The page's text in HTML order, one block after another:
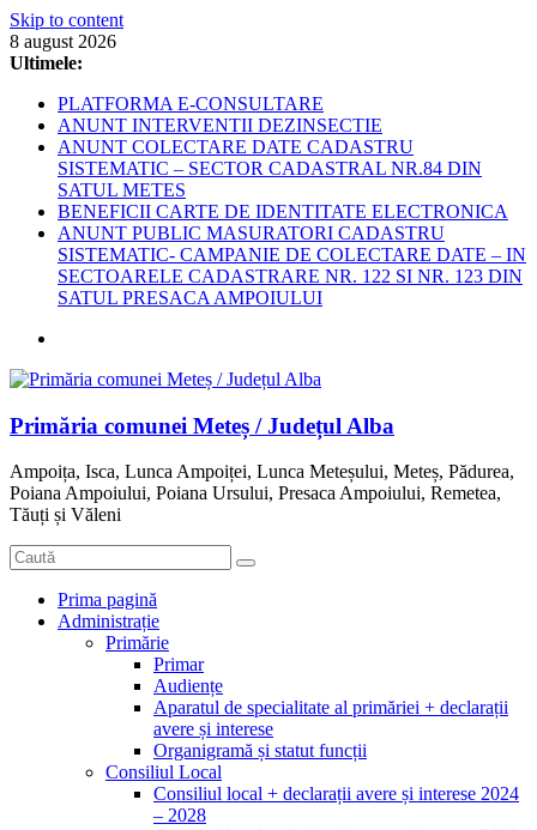
Skip to content
8 august 2026
Ultimele:
PLATFORMA E-CONSULTARE
ANUNT INTERVENTII DEZINSECTIE
ANUNT COLECTARE DATE CADASTRU
SISTEMATIC – SECTOR CADASTRAL NR.84 DIN
SATUL METES
BENEFICII CARTE DE IDENTITATE ELECTRONICA
ANUNT PUBLIC MASURATORI CADASTRU
SISTEMATIC- CAMPANIE DE COLECTARE DATE – IN
SECTOARELE CADASTRARE NR. 122 SI NR. 123 DIN
SATUL PRESACA AMPOIULUI
Primăria comunei Meteș / Județul Alba
Ampoița, Isca, Lunca Ampoiței, Lunca Meteșului, Meteș, Pădurea,
Poiana Ampoiului, Poiana Ursului, Presaca Ampoiului, Remetea,
Tăuți și Văleni
Prima pagină
Administrație
Primărie
Primar
Audiențe
Aparatul de specialitate al primăriei + declarații
avere și interese
Organigramă și statut funcții
Consiliul Local
Consiliul local + declarații avere și interese 2024
– 2028